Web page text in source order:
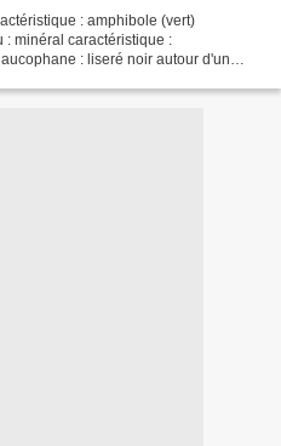
: amphibole (vert)
: minéral caractéristique :
: liseré noir autour d'un